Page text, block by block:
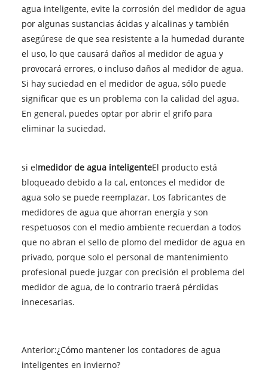
agua inteligente, evite la corrosión del medidor de agua
por algunas sustancias ácidas y alcalinas y también
asegúrese de que sea resistente a la humedad durante
el uso, lo que causará daños al medidor de agua y
provocará errores, o incluso daños al medidor de agua.
Si hay suciedad en el medidor de agua, sólo puede
significar que es un problema con la calidad del agua.
En general, puedes optar por abrir el grifo para
eliminar la suciedad.
si elmedidor de agua inteligenteEl producto está
bloqueado debido a la cal, entonces el medidor de
agua solo se puede reemplazar. Los fabricantes de
medidores de agua que ahorran energía y son
respetuosos con el medio ambiente recuerdan a todos
que no abran el sello de plomo del medidor de agua en
privado, porque solo el personal de mantenimiento
profesional puede juzgar con precisión el problema del
medidor de agua, de lo contrario traerá pérdidas
innecesarias.
Anterior:¿Cómo mantener los contadores de agua
inteligentes en invierno?